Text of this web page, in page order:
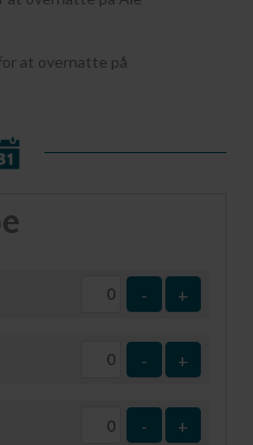
at overnatte på
- +
- +
- +